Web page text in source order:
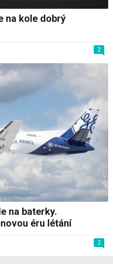
na kole dobrý
2
na baterky.
éru létání
2